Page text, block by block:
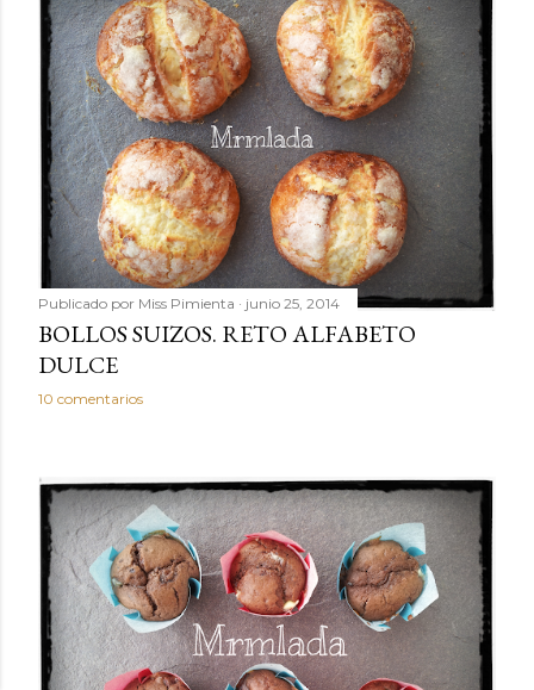
Publicado por Miss Pimienta junio 25, 2014
BOLLOS SUIZOS. RETO ALFABETO
DULCE
10 comentarios